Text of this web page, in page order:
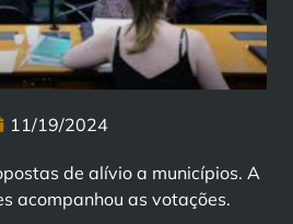
11/19/2024
de alívio a municípios. A
acompanhou as votações.